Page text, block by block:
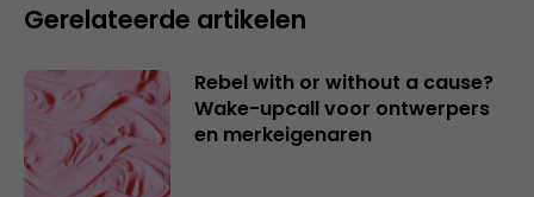
Gerelateerde artikelen
Rebel with or without a cause?
Wake-upcall voor ontwerpers
en merkeigenaren